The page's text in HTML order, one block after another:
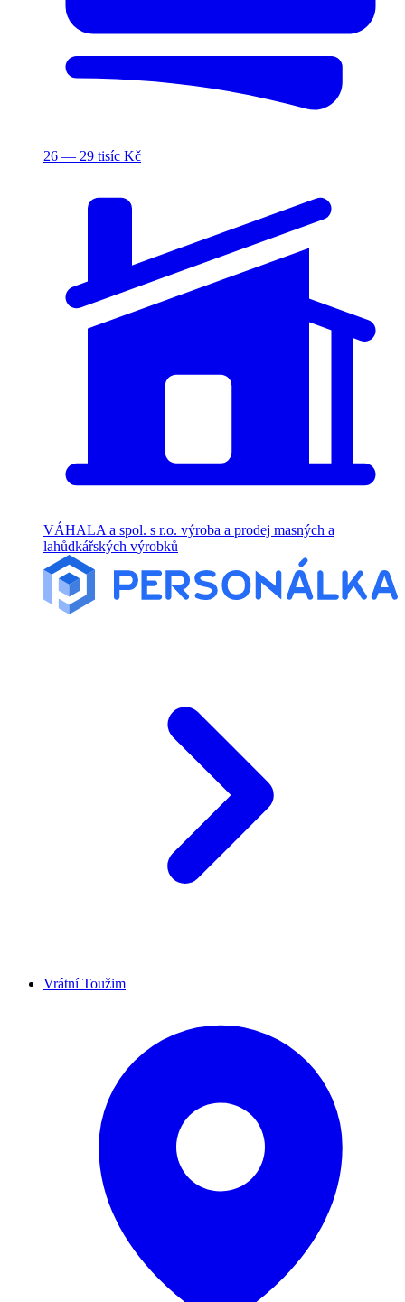
26 — 29 tisíc Kč
VÁHALA a spol. s r.o. výroba a prodej masných a
lahůdkářských výrobků
Vrátní Toužim